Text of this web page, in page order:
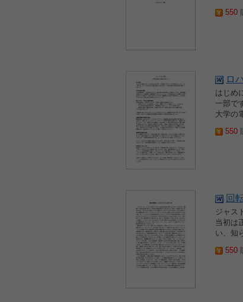
550
ロ
はじめ
一部で
大学の
550
回
ジャス
当初は
い、知
550